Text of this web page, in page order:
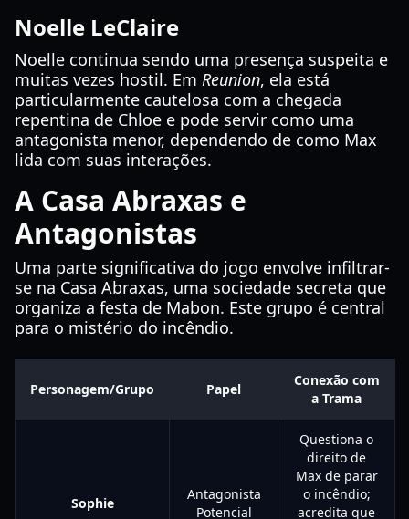
Noelle LeClaire
Noelle continua sendo uma presença suspeita e
muitas vezes hostil. Em Reunion, ela está
particularmente cautelosa com a chegada
repentina de Chloe e pode servir como uma
antagonista menor, dependendo de como Max
lida com suas interações.
A Casa Abraxas e
Antagonistas
Uma parte significativa do jogo envolve infiltrar-
se na Casa Abraxas, uma sociedade secreta que
organiza a festa de Mabon. Este grupo é central
para o mistério do incêndio.
Personagem/Grupo Papel
Conexão com
a Trama
Sophie
Antagonista
Potencial
Questiona o
direito de
Max de parar
o incêndio;
acredita que